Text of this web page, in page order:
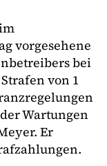
vorgesehene
bei
von 1
Wartungen
Er